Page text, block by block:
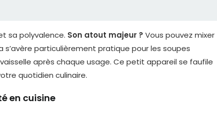
sa polyvalence. Son atout majeur ? Vous pouvez mixer
particulièrement pratique pour les soupes
après chaque usage. Ce petit appareil se faufile
quotidien culinaire.
en cuisine